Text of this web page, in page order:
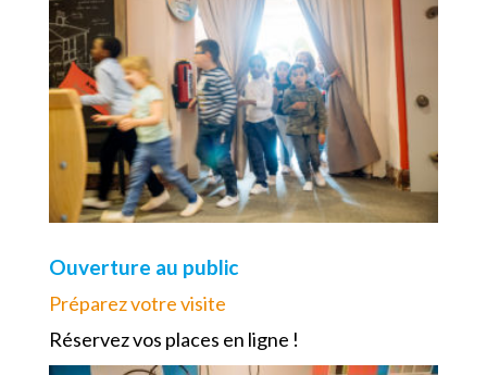
Ouverture au public
Préparez votre visite
Réservez vos places en ligne !